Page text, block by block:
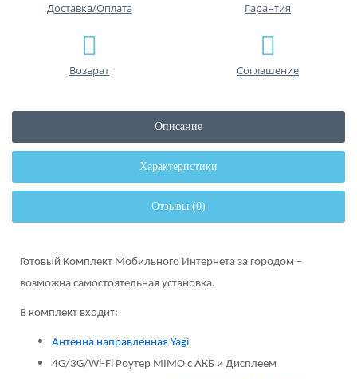
Доставка/Оплата Гарантия
Возврат Соглашение
Описание
Характеристики
Отзывы (0)
Готовый Комплект Мобильного Интернета за городом –
возможна самостоятельная установка.
В комплект входит:
Антенна направленная Yagi
4G/3G/Wi-Fi Роутер MIMO с АКБ и Дисплеем